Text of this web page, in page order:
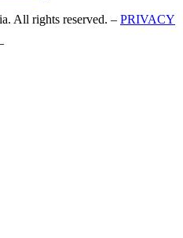
All rights reserved. – PRIVACY